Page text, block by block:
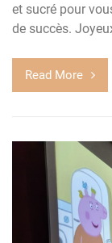
et sucré pour
de succès.
Read More